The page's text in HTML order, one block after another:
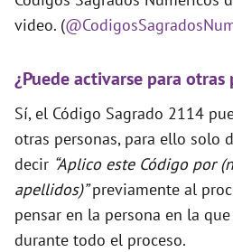
video. (
¿Puede activarse para otras
Sí, el Código Sagrado 2114
otras personas, para ello solo
decir “Aplico este Código por
apellidos)”previamente al
pensar en la persona en la
durante todo el proceso.